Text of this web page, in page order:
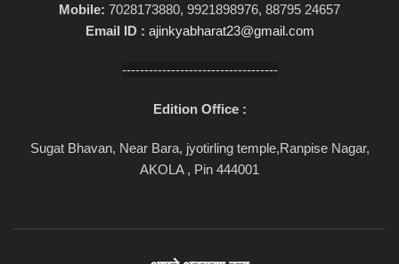
Mobile: 7028173880, 9921898976, 88795 24657
Email ID : ajinkyabharat23@gmail.com
-----------------------------------
Edition Office :
Sugat Bhavan, Near Bara, jyotirling temple,Ranpise Nagar,
AKOLA , Pin 444001